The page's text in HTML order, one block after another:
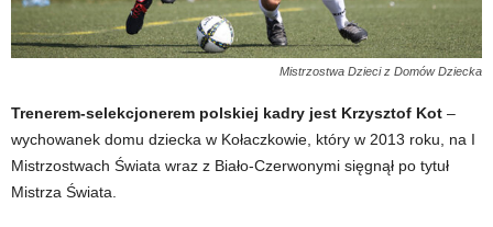
Mistrzostwa Dzieci z Domów Dziecka
Trenerem-selekcjonerem polskiej kadry jest Krzysztof Kot –
wychowanek domu dziecka w Kołaczkowie, który w 2013 roku, na I
Mistrzostwach Świata wraz z Biało-Czerwonymi sięgnął po tytuł
Mistrza Świata.